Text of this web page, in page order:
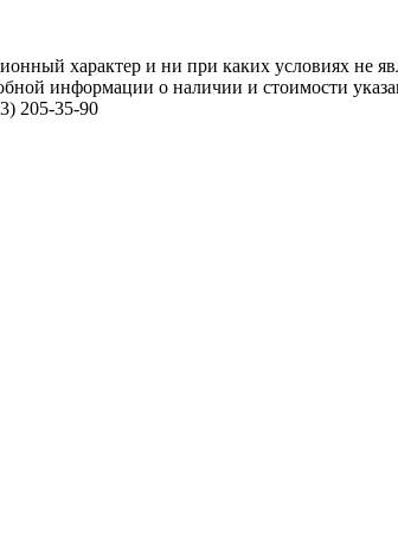
характер и ни при каких условиях не
информации о наличии и стоимости
205-35-90